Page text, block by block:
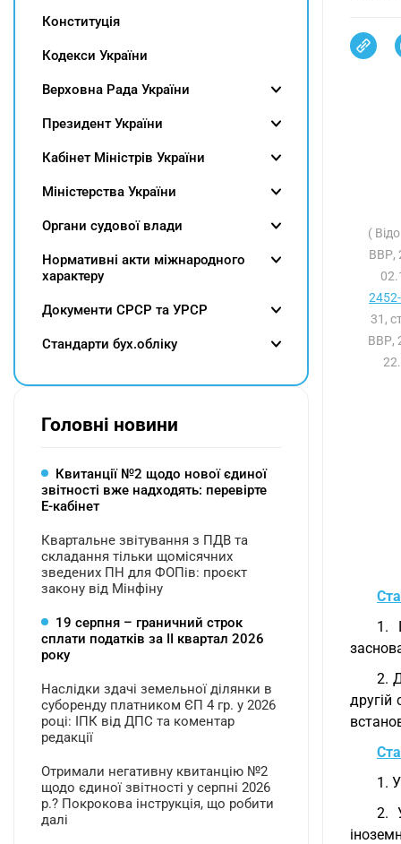
(
ВВР,
31,
ВВР,
1.
2.
другій
1.
2.
Конституція
Кодекси України
Верховна Рада України
Президент України
Кабінет Міністрів України
Міністерства України
Органи судової влади
Нормативні акти міжнародного
характеру
Документи СРСР та УРСР
Cтандарти бух.обліку
Головні новини
Квитанції №2 щодо нової єдиної
звітності вже надходять: перевірте
Е-кабінет
Квартальне звітування з ПДВ та
складання тільки щомісячних
зведених ПН для ФОПів: проєкт
закону від Мінфіну
19 серпня – граничний строк
сплати податків за ІI квартал 2026
року
Наслідки здачі земельної ділянки в
суборенду платником ЄП 4 гр. у 2026
році: ІПК від ДПС та коментар
редакції
Отримали негативну квитанцію №2
щодо єдиної звітності у серпні 2026
р.? Покрокова інструкція, що робити
далі